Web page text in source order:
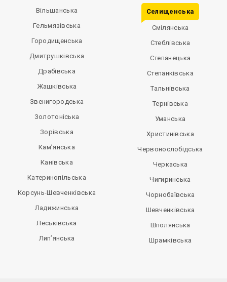
Вільшанська
Гельмязівська
Городищенська
Дмитрушківська
Драбівська
Жашківська
Звенигородська
Золотоніська
Зорівська
Кам’янська
Канівська
Катеринопільська
Корсунь-Шевченківська
Ладижинська
Леськівська
Лип’янська
Селищенська
Смілянська
Стеблівська
Степанецька
Степанківська
Тальнівська
Тернівська
Уманська
Христинівська
Червонослобідська
Черкаська
Чигиринська
Чорнобаївська
Шевченківська
Шполянська
Шрамківська